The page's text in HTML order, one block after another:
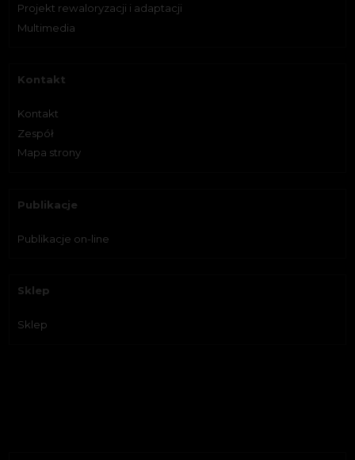
Projekt rewaloryzacji i adaptacji
Multimedia
Kontakt
Kontakt
Zespół
Mapa strony
Publikacje
Publikacje on-line
Sklep
Sklep